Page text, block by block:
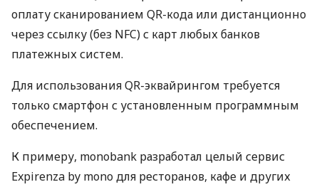
оплату сканированием QR-кода или дистанционно
через ссылку (без NFC) с карт любых банков
платежных систем.
Для использования QR-эквайрингом требуется
только смартфон с установленным программным
обеспечением.
К примеру, monobank разработал целый сервис
Expirenza by mono для ресторанов, кафе и других